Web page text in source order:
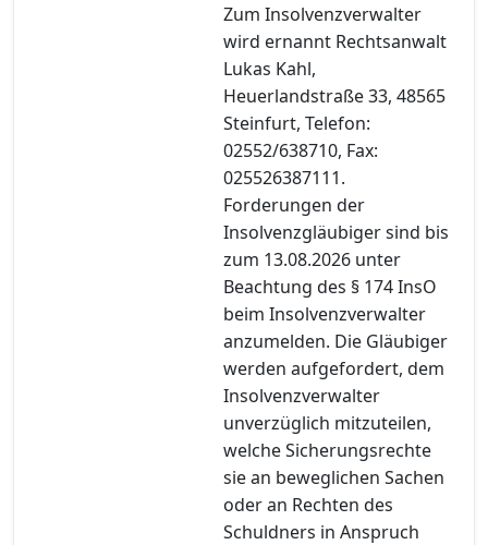
Zum Insolvenzverwalter
wird ernannt Rechtsanwalt
Lukas Kahl,
Heuerlandstraße 33, 48565
Steinfurt, Telefon:
02552/638710, Fax:
025526387111.
Forderungen der
Insolvenzgläubiger sind bis
zum 13.08.2026 unter
Beachtung des § 174 InsO
beim Insolvenzverwalter
anzumelden. Die Gläubiger
werden aufgefordert, dem
Insolvenzverwalter
unverzüglich mitzuteilen,
welche Sicherungsrechte
sie an beweglichen Sachen
oder an Rechten des
Schuldners in Anspruch